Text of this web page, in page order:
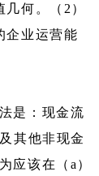
何。（2）
企业运营能
是：现金流
其他非现金
应该在（a）